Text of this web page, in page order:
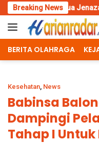
Skip
to
content
Breaking News
Jenazah di Gunung
BERITA OLAHRAGA
Kesehatan, News
Babinsa
Dampingi
Tahap I